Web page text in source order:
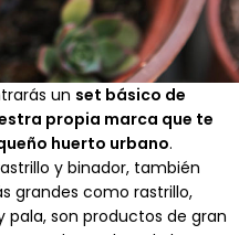
un set básico de
propia marca que te
huerto urbano.
y binador, también
grandes como rastrillo,
pala, son productos de gran